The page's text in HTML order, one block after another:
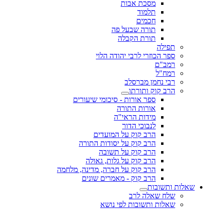
מסכת אבות
תלמוד
חכמים
תורה שבעל פה
תורת הקבלה
תפילה
ספר הכוזרי לרבי יהודה הלוי
רמב"ם
רמח"ל
רבי נחמן מברסלב
הרב קוק ותורתו
ספר אורות - סיכומי שיעורים
אורות התורה
מידות הראי"ה
לנבוכי הדור
הרב קוק על המועדים
הרב קוק על יסודות התורה
הרב קוק על תשובה
הרב קוק על גלות, גאולה
הרב קוק על חברה, מדינה, מלחמה
הרב קוק - מאמרים שונים
שאלות ותשובות
שלח שאלה לרב
שאלות ותשובות לפי נושא